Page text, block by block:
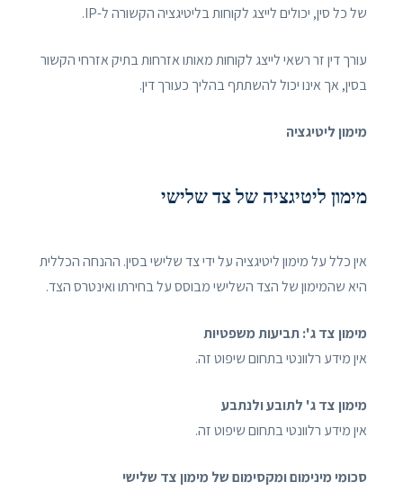
של כל סין, יכולים לייצג לקוחות בליטיגציה הקשורה ל-IP.
עורך דין זר רשאי לייצג לקוחות מאותו אזרחות בתיק אזרחי הקשור
בסין, אך אינו יכול להשתתף בהליך כעורך דין.
מימון ליטיגציה
מימון ליטיגציה של צד שלישי
אין כלל על מימון ליטיגציה על ידי צד שלישי בסין. ההנחה הכללית
היא שהמימון של הצד השלישי מבוסס על בחירתו ואינטרס הצד.
מימון צד ג': תביעות משפטיות
אין מידע רלוונטי בתחום שיפוט זה.
מימון צד ג' לתובע ולנתבע
אין מידע רלוונטי בתחום שיפוט זה.
סכומי מינימום ומקסימום של מימון צד שלישי